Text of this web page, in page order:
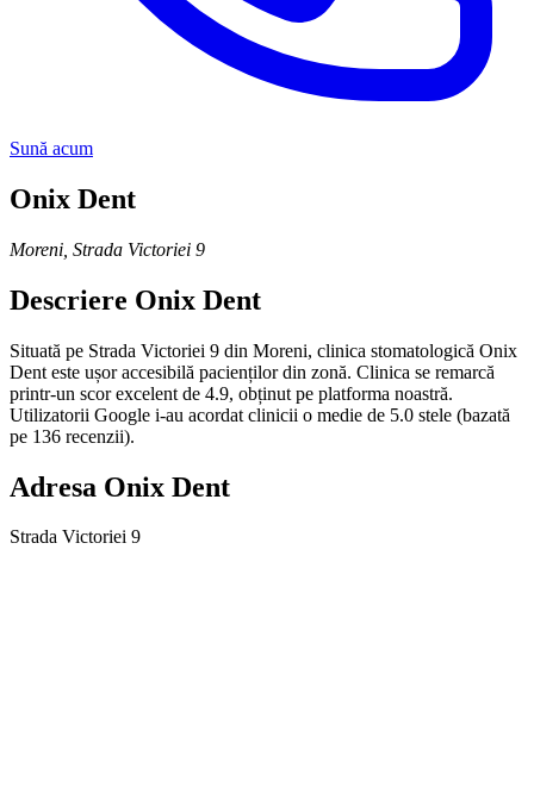
Sună acum
Onix Dent
Moreni Strada Victoriei 9
Descriere Onix Dent
Situată pe Strada Victoriei 9 din Moreni, clinica stomatologică Onix
Dent este ușor accesibilă pacienților din zonă. Clinica se remarcă
printr-un scor excelent de 4.9, obținut pe platforma noastră.
Utilizatorii Google i-au acordat clinicii o medie de 5.0 stele (bazată
pe 136 recenzii).
Adresa Onix Dent
Strada Victoriei 9